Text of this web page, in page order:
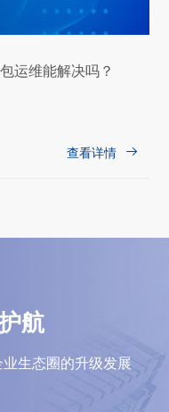
运维能解决吗？
查看详情 
航
生态圈的升级发展